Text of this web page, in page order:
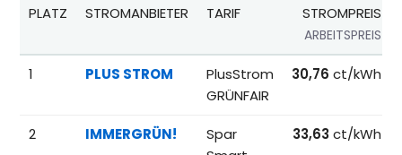
Beliebteste Tarife beim Anbieterwechsel;
PLATZ STROMANBIETER TARIF STROMPREIS
ARBEITSPREIS
1 PLUS STROM
PlusStrom
GRÜNFAIR
30,76 ct/kWh
2 IMMERGRÜN!
Spar
33,63 ct/kWh